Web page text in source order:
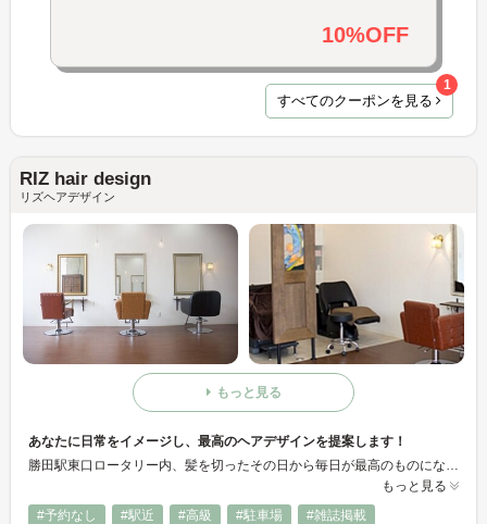
10%OFF
すべてのクーポンを見る
1
RIZ hair design
リズヘアデザイン
もっと見る
あなたに日常をイメージし、最高のヘアデザインを提案します！
もっと見る
#予約なし
#駅近 #高級 #駐車場
#雑誌掲載